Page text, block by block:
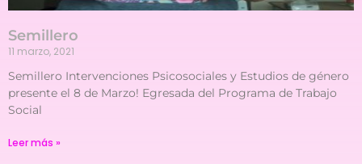
Semillero
11 marzo, 2021
Semillero Intervenciones Psicosociales y Estudios de género
presente el 8 de Marzo! Egresada del Programa de Trabajo
Social
Leer más »